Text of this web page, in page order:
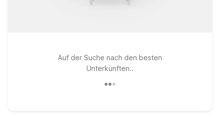
Auf der Suche nach den besten
Unterkünften..